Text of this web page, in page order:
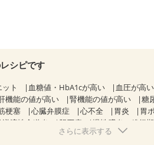
シピです
ト 血糖値・HbA1cが高い 血圧が高い
機能の値が高い 腎機能の値が高い 糖
梗塞 心臓弁膜症 心不全 胃炎
胃
逆流性食道炎 胆石症 慢性膵炎（移行
CKD（ステージ１）
さらに表示する